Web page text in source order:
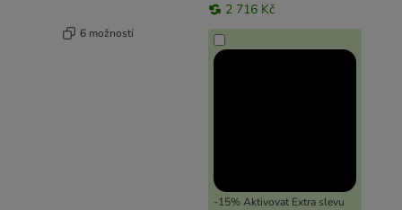
6 možností
2 716 Kč
-15% Aktivovat Extra slevu